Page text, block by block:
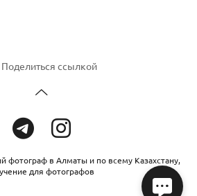
Поделиться ссылкой
фотограф в Алматы и по всему Казахстану,
для фотографов